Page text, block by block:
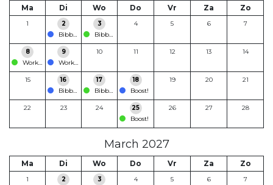
Ma Di Wo Do Vr Za Zo
1
2
Bibber en Glitter
3
Bibber en Glitter
4 5 6 7
8
Workshop
9
Workshop
10 11 12 13 14
15
16
Bibber en Glitter
17
Bibber en Glitter
18
Boost!
19 20 21
22 23 24
25
Boost!
26 27 28
March 2027
Ma Di Wo Do Vr Za Zo
1
2
3
4 5 6 7